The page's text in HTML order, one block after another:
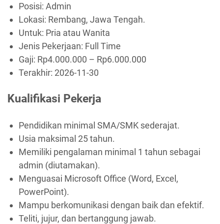
Posisi: Admin
Lokasi: Rembang, Jawa Tengah.
Untuk: Pria atau Wanita
Jenis Pekerjaan: Full Time
Gaji: Rp4.000.000 – Rp6.000.000
Terakhir: 2026-11-30
Kualifikasi Pekerja
Pendidikan minimal SMA/SMK sederajat.
Usia maksimal 25 tahun.
Memiliki pengalaman minimal 1 tahun sebagai
admin (diutamakan).
Menguasai Microsoft Office (Word, Excel,
PowerPoint).
Mampu berkomunikasi dengan baik dan efektif.
Teliti, jujur, dan bertanggung jawab.